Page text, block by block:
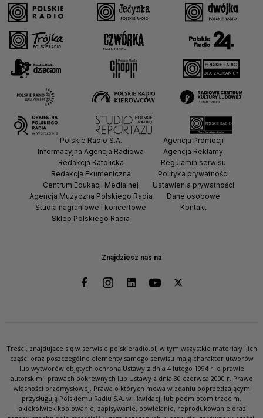
Znajdziesz nas na
Polskie Radio S.A.
Informacyjna Agencja Radiowa
Redakcja Katolicka
Redakcja Ekumeniczna
Centrum Edukacji Medialnej
Agencja Muzyczna Polskiego Radia
Studia nagraniowe i koncertowe
Sklep Polskiego Radia
Agencja Promocji
Agencja Reklamy
Regulamin serwisu
Polityka prywatności
Ustawienia prywatności
Dane osobowe
Kontakt
Treści, znajdujące się w serwisie polskieradio.pl, w tym wszystkie materiały i ich
części oraz poszczególne elementy samego serwisu mają charakter utworów
lub wytworów objętych ochroną Ustawy z dnia 4 lutego 1994 r. o prawie
autorskim i prawach pokrewnych lub Ustawy z dnia 30 czerwca 2000 r. Prawo
własności przemysłowej. Prawa o których mowa w zdaniu poprzedzającym
przysługują Polskiemu Radiu S.A. w likwidacji lub podmiotom trzecim.
Jakiekolwiek kopiowanie, zapisywanie, powielanie, reprodukowanie oraz